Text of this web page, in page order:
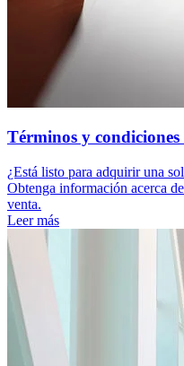
Términos y condiciones
¿Está listo para adquirir una
Obtenga información acerca
venta.
Leer más